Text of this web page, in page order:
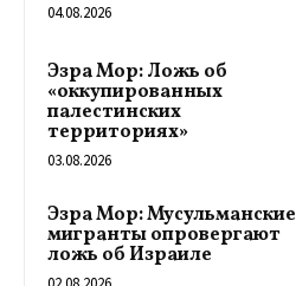
04.08.2026
Эзра Мор: Ложь об
«оккупированных
палестинских
территориях»
03.08.2026
Эзра Мор: Мусульманские
мигранты опровергают
ложь об Израиле